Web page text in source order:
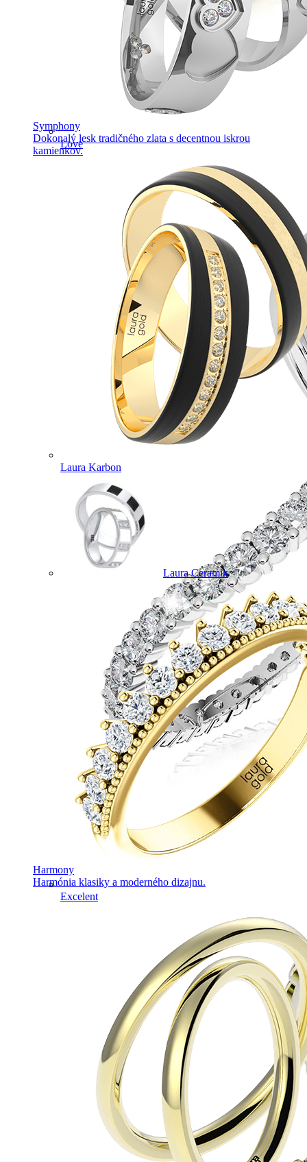
Symphony
Dokonalý lesk tradičného zlata s decentnou iskrou
kamienkov.
Harmony
Harmónia klasiky a moderného dizajnu.
Love
Laura Karbon
Laura Ceramik
Excelent